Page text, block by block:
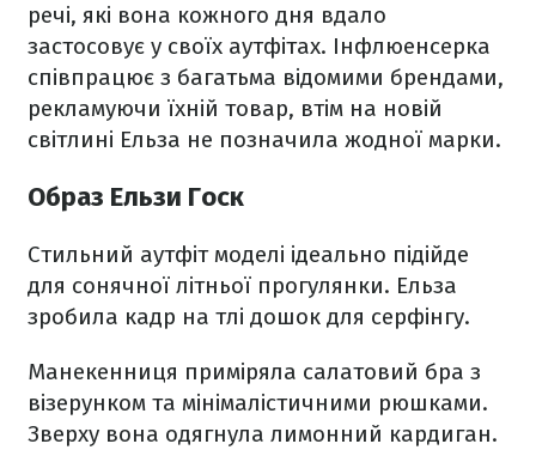
речі, які вона кожного дня вдало
застосовує у своїх аутфітах. Інфлюенсерка
співпрацює з багатьма відомими брендами,
рекламуючи їхній товар, втім на новій
світлині Ельза не позначила жодної марки.
Образ Ельзи Госк
Стильний аутфіт моделі ідеально підійде
для сонячної літньої прогулянки. Ельза
зробила кадр на тлі дошок для серфінгу.
Манекенниця приміряла салатовий бра з
візерунком та мінімалістичними рюшками.
Зверху вона одягнула лимонний кардиган.